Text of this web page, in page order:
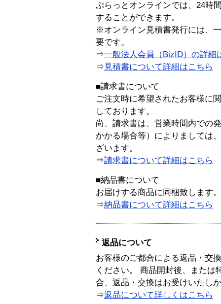
ぷらっとオンラインでは、24時
することができます。
※オンライン見積書発行には、
要です。
⇒一般法人会員（BizID）の詳細
⇒ 見積書について詳細はこちら
■請求書について
ご注文時に希望されたお客様に
しております。
尚、請求書は、営業時間内での
かかる場合等）によりましては
ざいます。
⇒請求書について詳細はこちら
■納品書について
お届けする商品に同梱致します。
⇒納品書について詳細はこちら
返品について
お客様のご都合による返品・交
ください。 商品開封後、または
合、返品・交換はお受けいたし
⇒返品について詳しくはこちら